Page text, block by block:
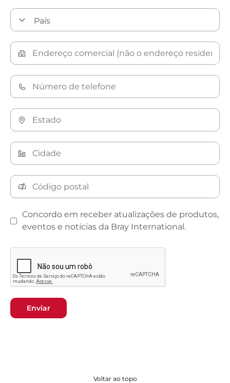
Concordo em receber atualizações de produtos,
eventos e notícias da Bray International.
Enviar
Voltar ao topo